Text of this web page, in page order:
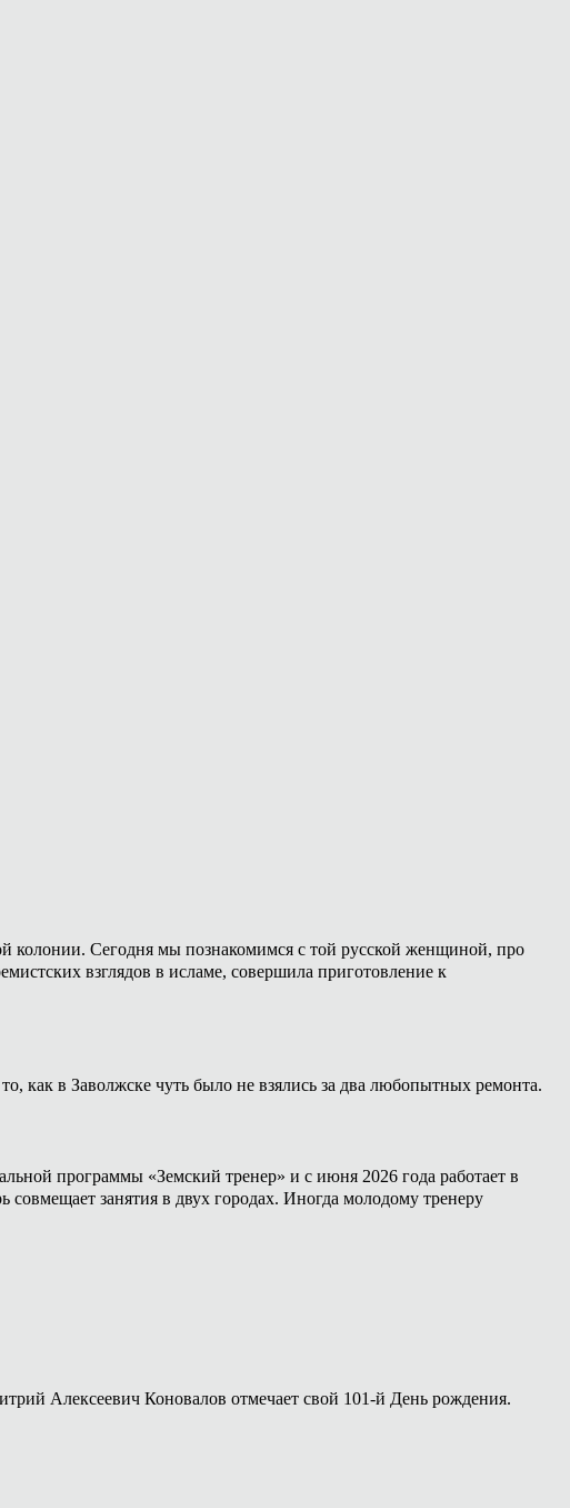
колонии. Сегодня мы познакомимся с той русской женщиной, про
взглядов в исламе, совершила приготовление к
как в Заволжске чуть было не взялись за два любопытных ремонта.
программы «Земский тренер» и с июня 2026 года работает в
занятия в двух городах. Иногда молодому тренеру
Алексеевич Коновалов отмечает свой 101-й День рождения.